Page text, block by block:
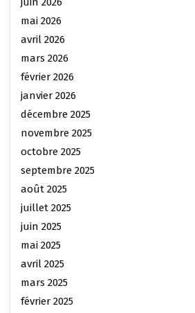
mai 2026
avril 2026
mars 2026
février 2026
janvier 2026
décembre 2025
novembre 2025
octobre 2025
septembre 2025
août 2025
juillet 2025
juin 2025
mai 2025
avril 2025
mars 2025
février 2025